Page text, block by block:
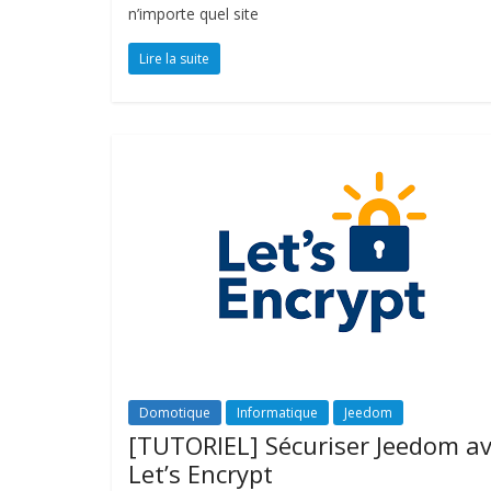
n’importe quel site
Lire la suite
Domotique Informatique Jeedom
[TUTORIEL] Sécuriser Jeedom
Let’s Encrypt